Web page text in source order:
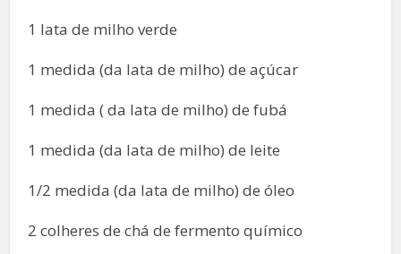
1 lata de milho verde
1 medida (da lata de milho) de açúcar
1 medida ( da lata de milho) de fubá
1 medida (da lata de milho) de leite
1/2 medida (da lata de milho) de óleo
2 colheres de chá de fermento químico